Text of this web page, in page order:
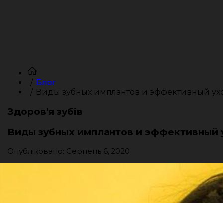
Блог
Виды зубных имплантов и эффективный
Здоров'я зубів
Виды зубных имплантов и эффективный
Опубліковано: Серпень 6, 2020